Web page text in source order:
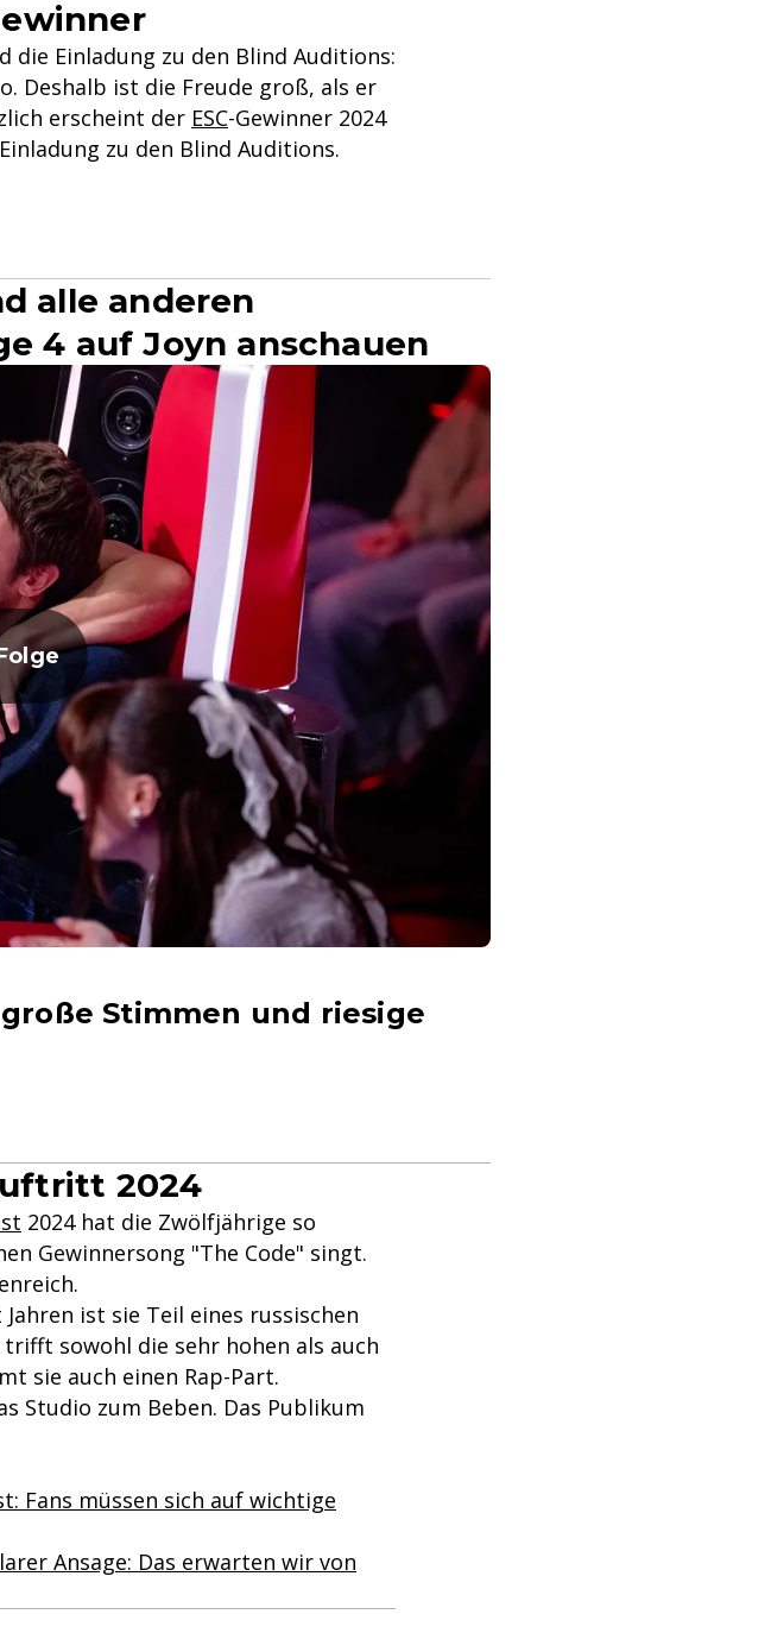
Einladung zu den Blind Auditions:
Deshalb ist die Freude groß, als er
erscheint der ESC-Gewinner 2024
zu den Blind Auditions.
alle anderen
4 auf Joyn anschauen
Stimmen und riesige
2024
2024 hat die Zwölfjährige so
Gewinnersong "The Code" singt.
ist sie Teil eines russischen
sowohl die sehr hohen als auch
sie auch einen Rap-Part.
Studio zum Beben. Das Publikum
Fans müssen sich auf wichtige
Ansage: Das erwarten wir von